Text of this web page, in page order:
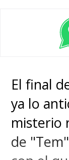
El final
ya lo
misterio
de